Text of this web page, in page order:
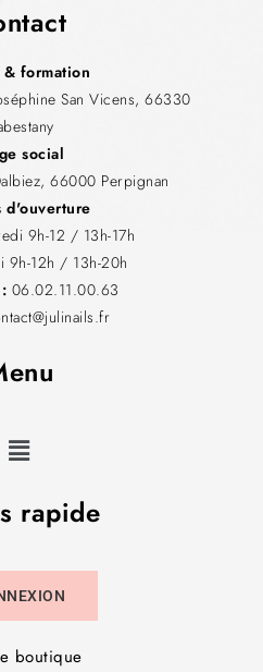
formation
San Vicens, 66330
social
66000 Perpignan
d'ouverture
9h-12 / 13h-17h
9h-12h / 13h-20h
06.02.11.00.63
rapide
boutique